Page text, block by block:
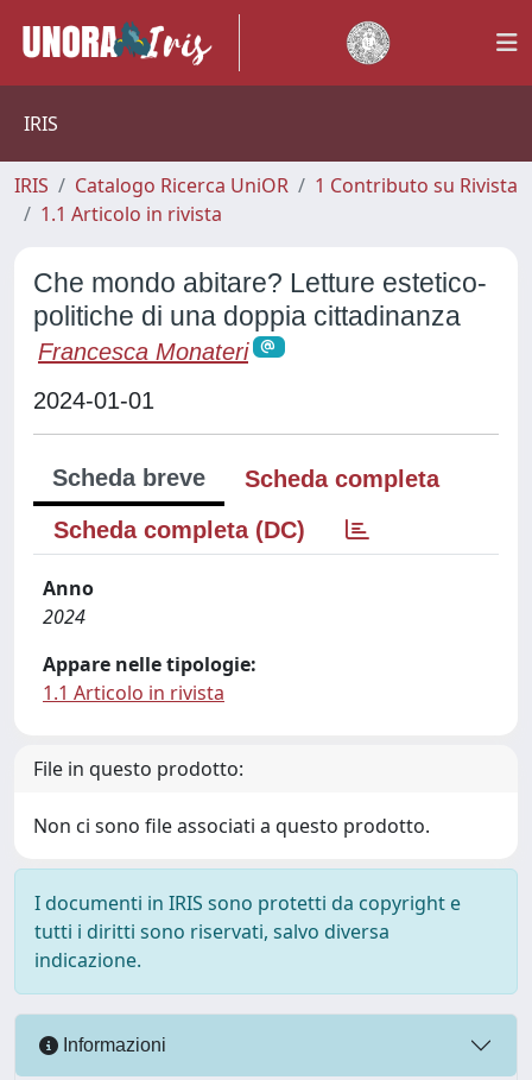
IRIS
IRIS Catalogo Ricerca UniOR
1 Contributo su Rivista
1.1 Articolo in rivista
Che mondo abitare? Letture estetico-
politiche di una doppia cittadinanza
Francesca Monateri
2024-01-01
Scheda breve
Scheda completa
Scheda completa (DC)
Anno
2024
Appare nelle tipologie:
1.1 Articolo in rivista
File in questo prodotto:
Non ci sono file associati a questo prodotto.
I documenti in IRIS sono protetti da copyright e
tutti i diritti sono riservati, salvo diversa
indicazione.
Informazioni